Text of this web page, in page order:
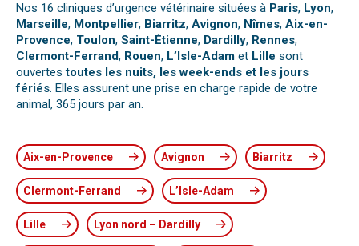
Nos 16 cliniques d’urgence vétérinaire situées à Paris, Lyon,
Marseille, Montpellier, Biarritz, Avignon, Nîmes, Aix-en-
Provence, Toulon, Saint-Étienne, Dardilly, Rennes,
Clermont-Ferrand, Rouen, L’Isle-Adam et Lille sont
ouvertestoutes les nuits, les week-ends et les jours
fériés. Elles assurent une prise en charge rapide de votre
animal, 365 jours par an.
Aix-en-Provence Avignon Biarritz
Clermont-Ferrand L’Isle-Adam
Lille Lyon nord – Dardilly